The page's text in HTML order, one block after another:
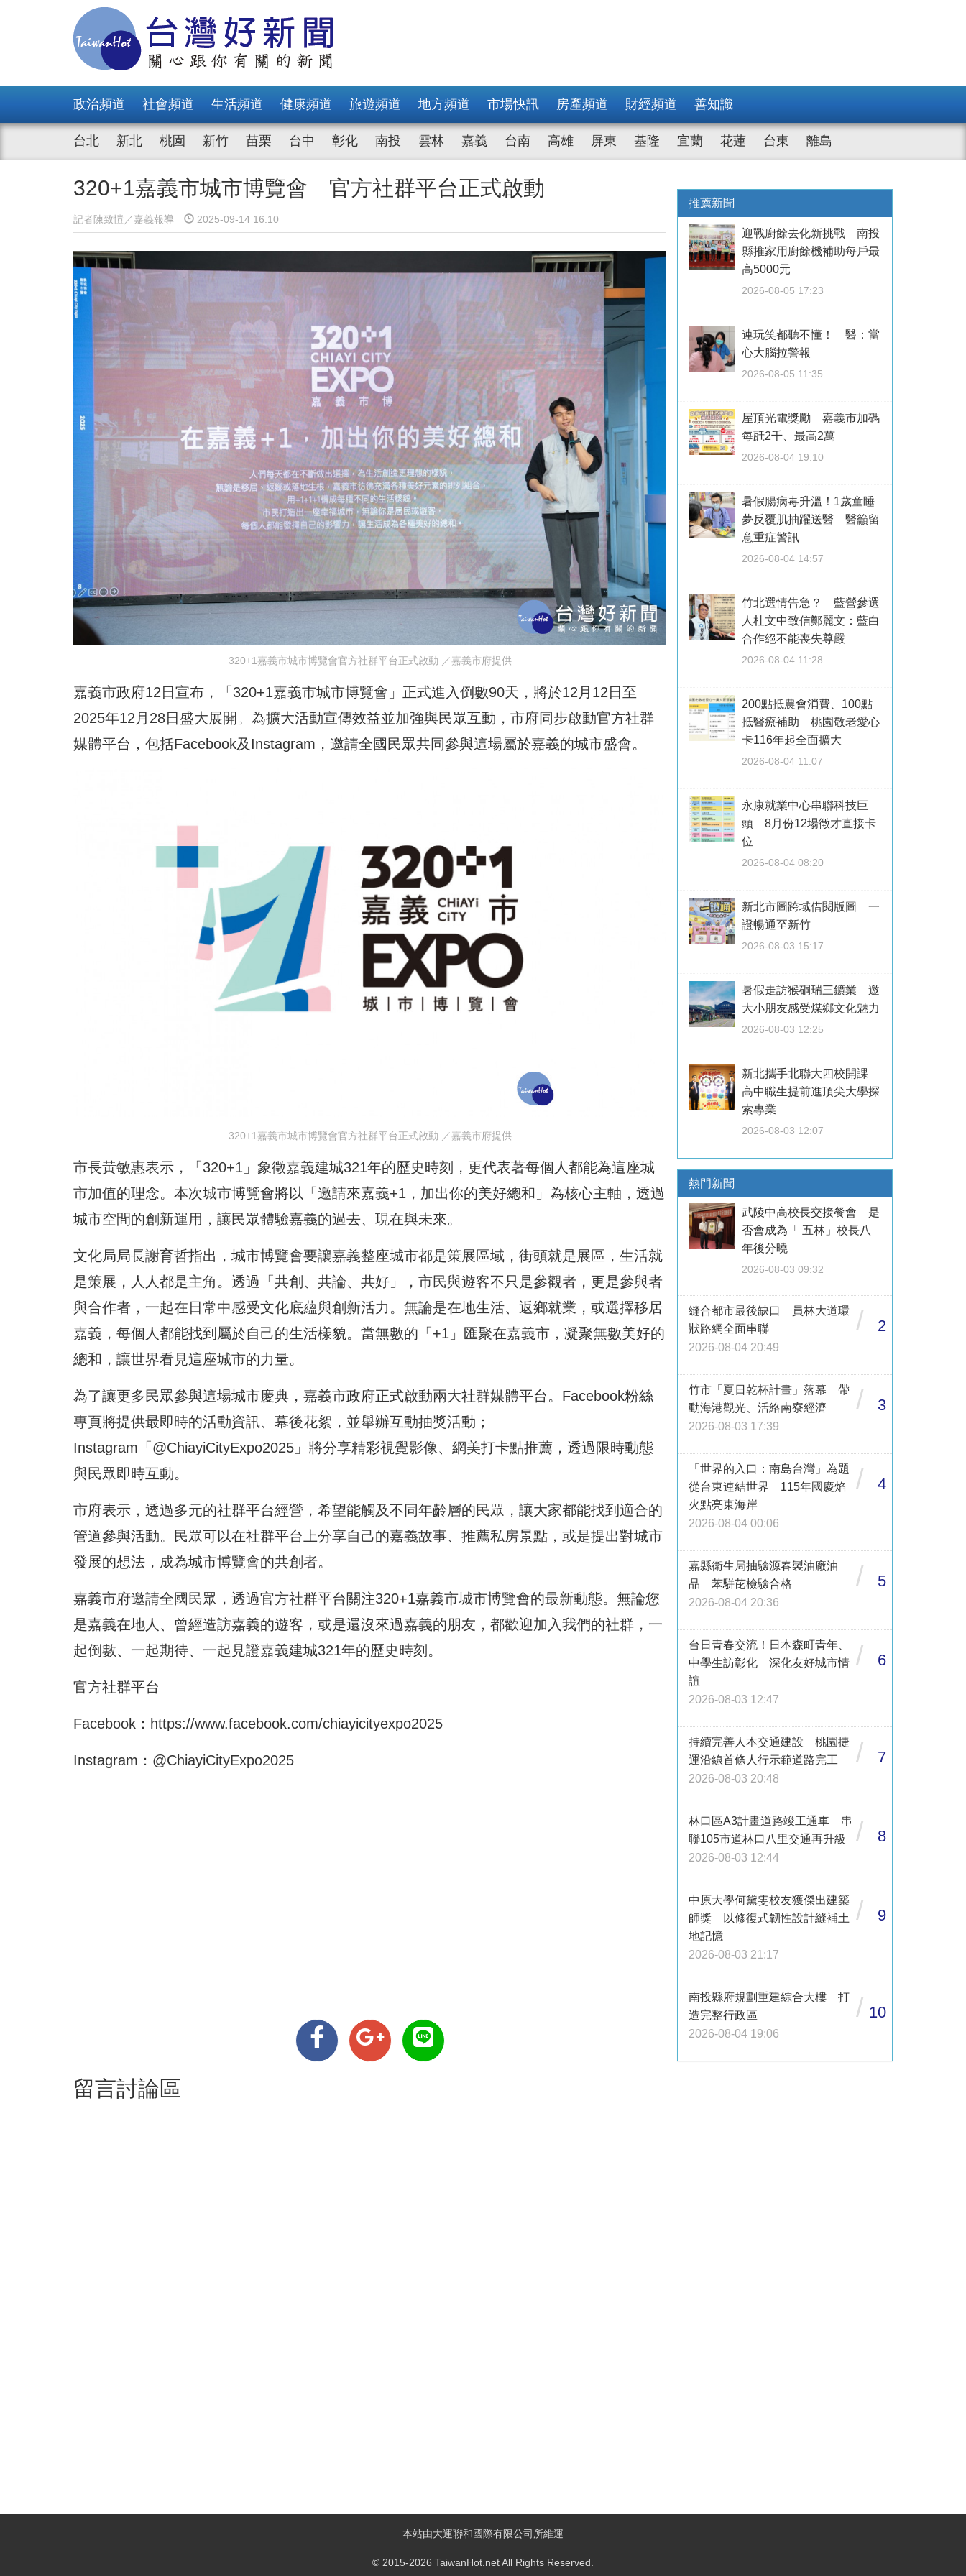
政治頻道 社會頻道 生活頻道 健康頻道 旅遊頻道 地方頻道 市場快訊 房產頻道 財經頻道 善知識
台北 新北 桃園 新竹 苗栗 台中 彰化 南投 雲林 嘉義 台南 高雄 屏東 基隆 宜蘭 花蓮 台東 離島
320+1嘉義市城市博覽會 官方社群平台正式啟動
記者陳致愷／嘉義報導 2025-09-14 16:10
320+1嘉義市城市博覽會官方社群平台正式啟動 ／嘉義市府提供
嘉義市政府12日宣布，「320+1嘉義市城市博覽會」正式進入倒數90天，將於12月12日至
2025年12月28日盛大展開。為擴大活動宣傳效益並加強與民眾互動，市府同步啟動官方社群
媒體平台，包括Facebook及Instagram，邀請全國民眾共同參與這場屬於嘉義的城市盛會。
320+1嘉義市城市博覽會官方社群平台正式啟動 ／嘉義市府提供
市長黃敏惠表示，「320+1」象徵嘉義建城321年的歷史時刻，更代表著每個人都能為這座城
市加值的理念。本次城市博覽會將以「邀請來嘉義+1，加出你的美好總和」為核心主軸，透過
城市空間的創新運用，讓民眾體驗嘉義的過去、現在與未來。
文化局局長謝育哲指出，城市博覽會要讓嘉義整座城市都是策展區域，街頭就是展區，生活就
是策展，人人都是主角。透過「共創、共論、共好」，市民與遊客不只是參觀者，更是參與者
與合作者，一起在日常中感受文化底蘊與創新活力。無論是在地生活、返鄉就業，或選擇移居
嘉義，每個人都能找到屬於自己的生活樣貌。當無數的「+1」匯聚在嘉義市，凝聚無數美好的
總和，讓世界看見這座城市的力量。
為了讓更多民眾參與這場城市慶典，嘉義市政府正式啟動兩大社群媒體平台。Facebook粉絲
專頁將提供最即時的活動資訊、幕後花絮，並舉辦互動抽獎活動；
Instagram「@ChiayiCityExpo2025」將分享精彩視覺影像、網美打卡點推薦，透過限時動態
與民眾即時互動。
市府表示，透過多元的社群平台經營，希望能觸及不同年齡層的民眾，讓大家都能找到適合的
管道參與活動。民眾可以在社群平台上分享自己的嘉義故事、推薦私房景點，或是提出對城市
發展的想法，成為城市博覽會的共創者。
嘉義市府邀請全國民眾，透過官方社群平台關注320+1嘉義市城市博覽會的最新動態。無論您
是嘉義在地人、曾經造訪嘉義的遊客，或是還沒來過嘉義的朋友，都歡迎加入我們的社群，一
起倒數、一起期待、一起見證嘉義建城321年的歷史時刻。
官方社群平台
Facebook： https://www.facebook.com/chiayicityexpo2025
Instagram：@ChiayiCityExpo2025
留言討論區
推薦新聞
迎戰廚餘去化新挑戰 南投
縣推家用廚餘機補助每戶最
高5000元
2026-08-05 17:23
連玩笑都聽不懂！ 醫：當
心大腦拉警報
2026-08-05 11:35
屋頂光電獎勵 嘉義市加碼
每瓩2千、最高2萬
2026-08-04 19:10
暑假腸病毒升溫！1歲童睡
夢反覆肌抽躍送醫 醫籲留
意重症警訊
2026-08-04 14:57
竹北選情告急？ 藍營參選
人杜文中致信鄭麗文：藍白
合作絕不能喪失尊嚴
2026-08-04 11:28
200點抵農會消費、100點
抵醫療補助 桃園敬老愛心
卡116年起全面擴大
2026-08-04 11:07
永康就業中心串聯科技巨
頭 8月份12場徵才直接卡
位
2026-08-04 08:20
新北市圖跨域借閱版圖 一
證暢通至新竹
2026-08-03 15:17
暑假走訪猴硐瑞三鑛業 邀
大小朋友感受煤鄉文化魅力
2026-08-03 12:25
新北攜手北聯大四校開課
高中職生提前進頂尖大學探
索專業
2026-08-03 12:07
熱門新聞
武陵中高校長交接餐會 是
否會成為「 五林」校長八
年後分曉
2026-08-03 09:32
縫合都市最後缺口 員林大道環
狀路網全面串聯
2026-08-04 20:49
/ 2
竹市「夏日乾杯計畫」落幕 帶
動海港觀光、活絡南寮經濟
2026-08-03 17:39
/ 3
「世界的入口：南島台灣」為題
從台東連結世界 115年國慶焰
火點亮東海岸
2026-08-04 00:06
/ 4
嘉縣衛生局抽驗源春製油廠油
品 苯駢芘檢驗合格
2026-08-04 20:36
/ 5
台日青春交流！日本森町青年、
中學生訪彰化 深化友好城市情
誼
2026-08-03 12:47
/ 6
持續完善人本交通建設 桃園捷
運沿線首條人行示範道路完工
2026-08-03 20:48
/ 7
林口區A3計畫道路竣工通車 串
聯105市道林口八里交通再升級
2026-08-03 12:44
/ 8
中原大學何黛雯校友獲傑出建築
師獎 以修復式韌性設計縫補土
地記憶
2026-08-03 21:17
/ 9
南投縣府規劃重建綜合大樓 打
造完整行政區
2026-08-04 19:06
/ 10
本站由大運聯和國際有限公司所維運
© 2015-2026 TaiwanHot.net All Rights Reserved.